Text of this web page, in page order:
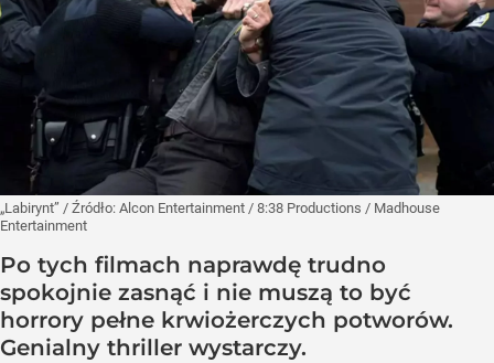
„Labirynt” / Źródło: Alcon Entertainment / 8:38 Productions / Madhouse
Entertainment
Po tych filmach naprawdę trudno
spokojnie zasnąć i nie muszą to być
horrory pełne krwiożerczych potworów.
Genialny thriller wystarczy.